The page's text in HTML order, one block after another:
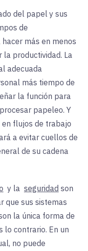
del papel y sus
de
más en menos
productividad. La
adecuada
más tiempo de
la función para
papeleo. Y
flujos de trabajo
a evitar cuellos de
de su cadena
y la seguridad son
que sus sistemas
la única forma de
lo contrario. En un
no puede